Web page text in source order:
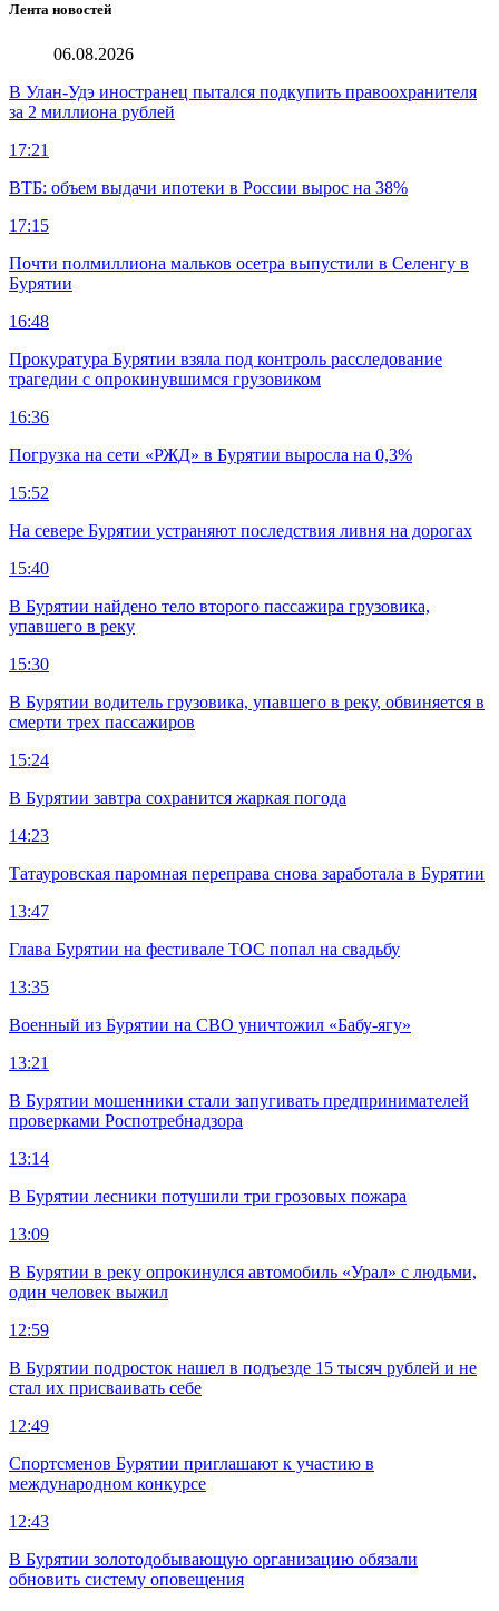
Лента новостей
06.08.2026
В Улан-Удэ иностранец пытался подкупить правоохранителя
за 2 миллиона рублей
17:21
ВТБ: объем выдачи ипотеки в России вырос на 38%
17:15
Почти полмиллиона мальков осетра выпустили в Селенгу в
Бурятии
16:48
Прокуратура Бурятии взяла под контроль расследование
трагедии с опрокинувшимся грузовиком
16:36
Погрузка на сети «РЖД» в Бурятии выросла на 0,3%
15:52
На севере Бурятии устраняют последствия ливня на дорогах
15:40
В Бурятии найдено тело второго пассажира грузовика,
упавшего в реку
15:30
В Бурятии водитель грузовика, упавшего в реку, обвиняется в
смерти трех пассажиров
15:24
В Бурятии завтра сохранится жаркая погода
14:23
Татауровская паромная переправа снова заработала в Бурятии
13:47
Глава Бурятии на фестивале ТОС попал на свадьбу
13:35
Военный из Бурятии на СВО уничтожил «Бабу-ягу»
13:21
В Бурятии мошенники стали запугивать предпринимателей
проверками Роспотребнадзора
13:14
В Бурятии лесники потушили три грозовых пожара
13:09
В Бурятии в реку опрокинулся автомобиль «Урал» с людьми,
один человек выжил
12:59
В Бурятии подросток нашел в подъезде 15 тысяч рублей и не
стал их присваивать себе
12:49
Спортсменов Бурятии приглашают к участию в
международном конкурсе
12:43
В Бурятии золотодобывающую организацию обязали
обновить систему оповещения